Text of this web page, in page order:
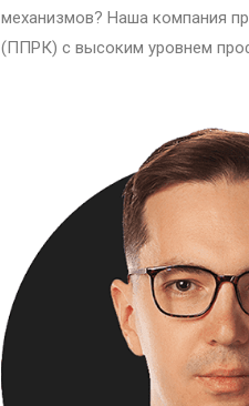
механизмов? Наша компания
(ППРК) с высоким уровнем